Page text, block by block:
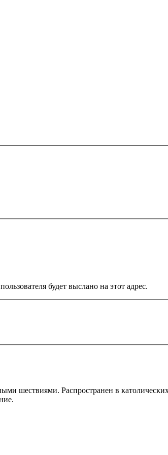
будет выслано на этот адрес.
шествиями. Распространен в